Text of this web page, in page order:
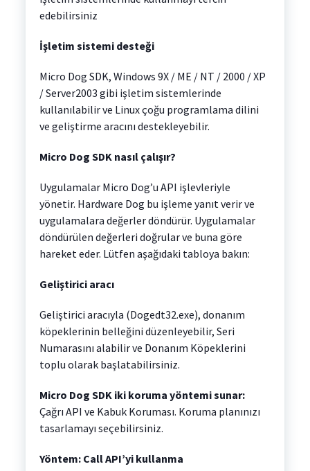
edebilirsiniz
İşletim sistemi desteği
Micro Dog SDK, Windows 9X / ME / NT / 2000 / XP
/ Server2003 gibi işletim sistemlerinde
kullanılabilir ve Linux çoğu programlama dilini
ve geliştirme aracını destekleyebilir.
Micro Dog SDK nasıl çalışır?
Uygulamalar Micro Dog’u API işlevleriyle
yönetir. Hardware Dog bu işleme yanıt verir ve
uygulamalara değerler döndürür. Uygulamalar
döndürülen değerleri doğrular ve buna göre
hareket eder. Lütfen aşağıdaki tabloya bakın:
Geliştirici aracı
Geliştirici aracıyla (Dogedt32.exe), donanım
köpeklerinin belleğini düzenleyebilir, Seri
Numarasını alabilir ve Donanım Köpeklerini
toplu olarak başlatabilirsiniz.
Micro Dog SDK iki koruma yöntemi sunar:
Çağrı API ve Kabuk Koruması. Koruma planınızı
tasarlamayı seçebilirsiniz.
Yöntem: Call API’yi kullanma